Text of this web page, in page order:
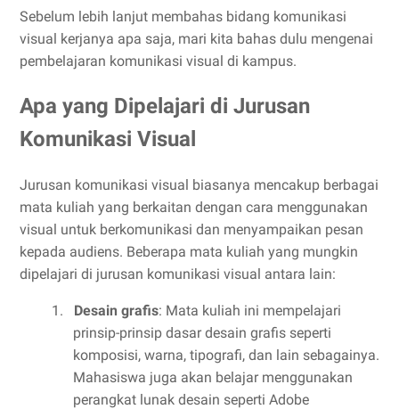
Sebelum lebih lanjut membahas bidang komunikasi
visual kerjanya apa saja, mari kita bahas dulu mengenai
pembelajaran komunikasi visual di kampus.
Apa yang Dipelajari di Jurusan
Komunikasi Visual
Jurusan komunikasi visual biasanya mencakup berbagai
mata kuliah yang berkaitan dengan cara menggunakan
visual untuk berkomunikasi dan menyampaikan pesan
kepada audiens. Beberapa mata kuliah yang mungkin
dipelajari di jurusan komunikasi visual antara lain:
1. Desain grafis: Mata kuliah ini mempelajari
prinsip-prinsip dasar desain grafis seperti
komposisi, warna, tipografi, dan lain sebagainya.
Mahasiswa juga akan belajar menggunakan
perangkat lunak desain seperti Adobe